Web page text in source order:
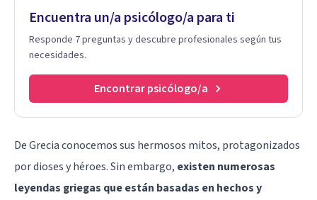
Encuentra un/a psicólogo/a para ti
Responde 7 preguntas y descubre profesionales según tus
necesidades.
Encontrar psicólogo/a
De Grecia conocemossus hermosos mitos, protagonizados
por dioses y héroes. Sin embargo, existen numerosas
leyendas griegas que están basadas en hechos y